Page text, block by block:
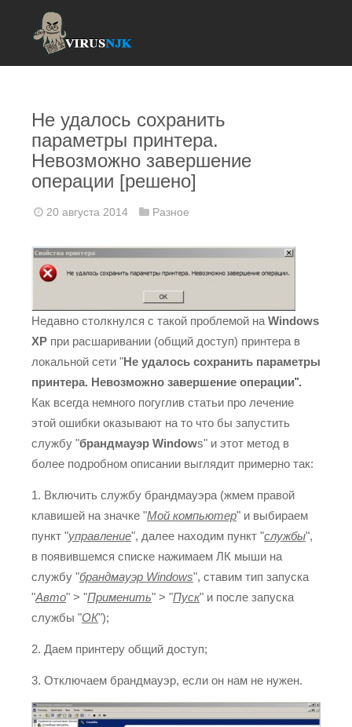
Не удалось сохранить
параметры принтера.
Невозможно завершение
операции [решено]
20 августа 2014 Разное
Недавно столкнулся с такой проблемой на Windows
XP при расшаривании (общий доступ) принтера в
локальной сети "Не удалось сохранить параметры
принтера. Невозможно завершение операции".
Как всегда немного погуглив статьи про лечение
этой ошибки оказывают на то что бы запустить
службу "брандмауэр Windows" и этот метод в
более подробном описании выглядит примерно так:
1. Включить службу брандмауэра (жмем правой
клавишей на значке "Мой компьютер" и выбираем
пункт "управление", далее находим пункт "службы",
в появившемся списке нажимаем ЛК мыши на
службу "брандмауэр Windows", ставим тип запуска
"Авто" > "Применить" > "Пуск" и после запуска
службы "ОК");
2. Даем принтеру общий доступ;
3. Отключаем брандмауэр, если он нам не нужен.